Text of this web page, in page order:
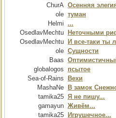
ChurA Осенняя
ole туман
Helmi
...
OsedlavMechtu
Неточными
OsedlavMechtu
И все-таки ты
ole Сущности
Baas
globalogos
псытое
Sea-of-Rains
Вехи
MashaNe
В замок
tamika25 Я не пишу...
gamayun Живём...
tamika25
Игрушечное...